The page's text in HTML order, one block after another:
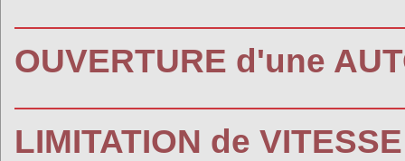
OUVERTURE d'une
LIMITATION de